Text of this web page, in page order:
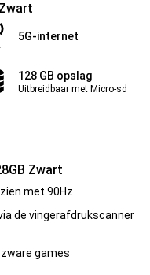
5G-internet
128 GB opslag
Uitbreidbaar met Micro-sd
Zwart
met 90Hz
de vingerafdrukscanner
games